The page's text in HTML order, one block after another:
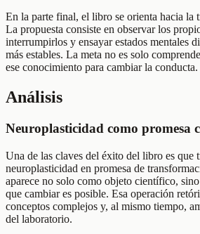
En la parte final, el libro se orienta hacia la
La propuesta consiste en observar los
interrumpirlos y ensayar estados mentales
más estables. La meta no es solo
ese conocimiento para cambiar la conducta.
Análisis
Neuroplasticidad como promesa
Una de las claves del éxito del libro es que
neuroplasticidad en promesa de
aparece no solo como objeto científico,
que cambiar es posible. Esa operación
conceptos complejos y, al mismo tiempo,
del laboratorio.